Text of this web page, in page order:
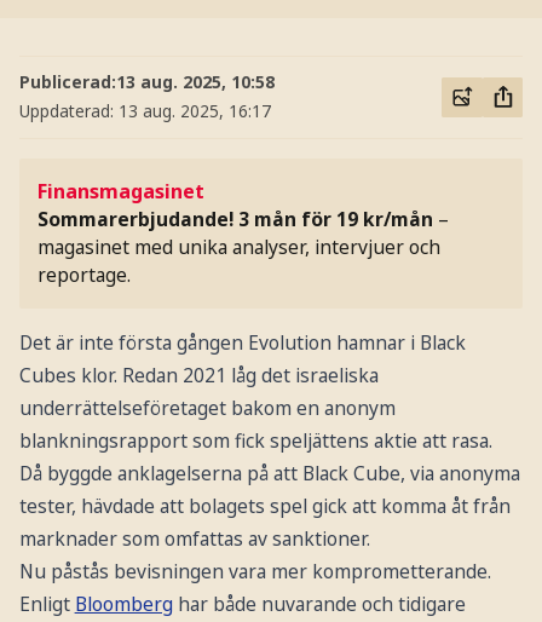
Publicerad:13 aug. 2025, 10:58
Uppdaterad: 13 aug. 2025, 16:17
Finansmagasinet
Sommarerbjudande! 3 mån för 19 kr/mån –
magasinet med unika analyser, intervjuer och
reportage.
Det är inte första gången Evolution hamnar i Black
Cubes klor. Redan 2021 låg det israeliska
underrättelseföretaget bakom en anonym
blankningsrapport som fick speljättens aktie att rasa.
Då byggde anklagelserna på att Black Cube, via anonyma
tester, hävdade att bolagets spel gick att komma åt från
marknader som omfattas av sanktioner.
Nu påstås bevisningen vara mer komprometterande.
Enligt Bloomberghar både nuvarande och tidigare